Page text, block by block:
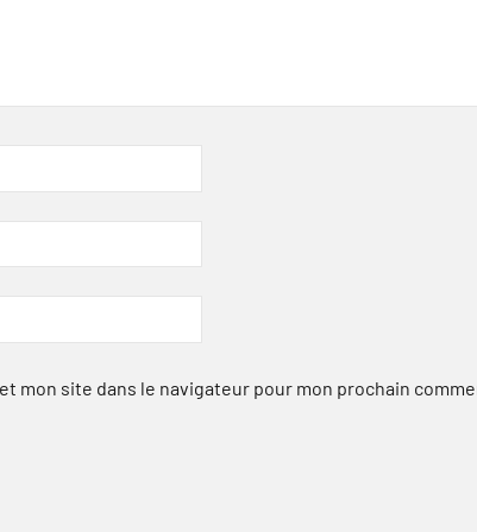
mon site dans le navigateur pour mon prochain